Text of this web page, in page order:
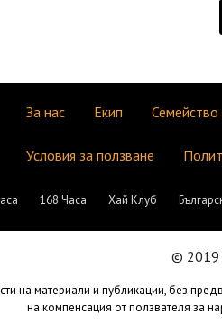
За нас Екип Семейство
Условия за ползване
168 Часа Хай Клуб
© 2019
на материали и публикации, без
на компенсация от ползвателя за